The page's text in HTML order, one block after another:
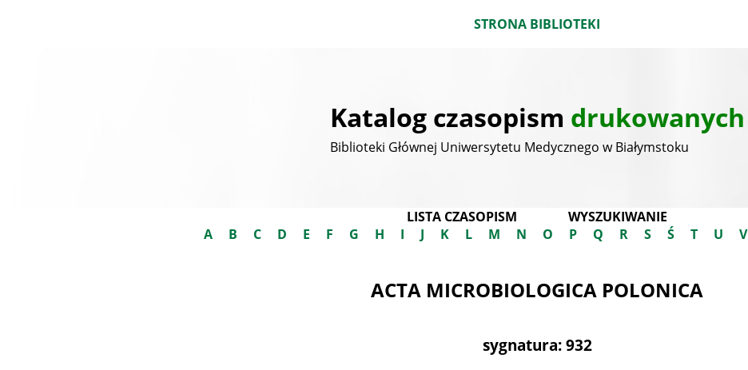
STRONA BIBLIOTEKI
Katalog czasopism drukowanych
Biblioteki Głównej Uniwersytetu Medycznego w Białymstoku
LISTA CZASOPISM
WYSZUKIWANIE
A
B C D E F G H I J K L M N O P Q R S Ś T U V
ACTA MICROBIOLOGICA POLONICA
sygnatura: 932